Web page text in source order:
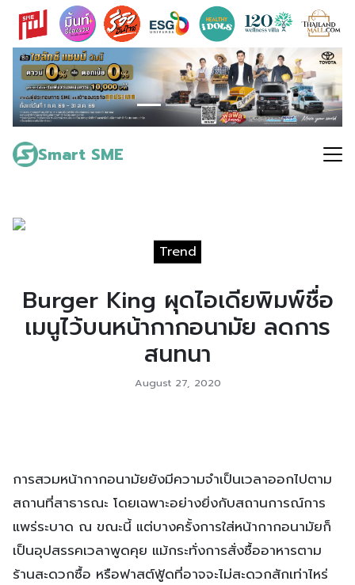
Skip
content
Smart SME
Search
for:
Trend
Burger King ผุดไอเดียพิมพ์ชื่อ
เมนูไว้บนหน้ากากอนามัย ลดการ
สนทนา
August 27, 2020
การสวมหน้ากากอนามัยยังมีความจำเป็นเวลาออกไปตาม
สถานที่สาธารณะ โดยเฉพาะอย่างยิ่งกับสถานการณ์การ
แพร่ระบาด ณ ขณะนี้ แต่บางครั้งการใส่หน้ากากอนามัยก็
เป็นอุปสรรคเวลาพูดคุย แม้กระทั่งการสั่งซื้ออาหารตาม
ร้านสะดวกซื้อ หรือฟาสต์ฟู้ดที่อาจจะไม่สะดวกสักเท่าไหร่